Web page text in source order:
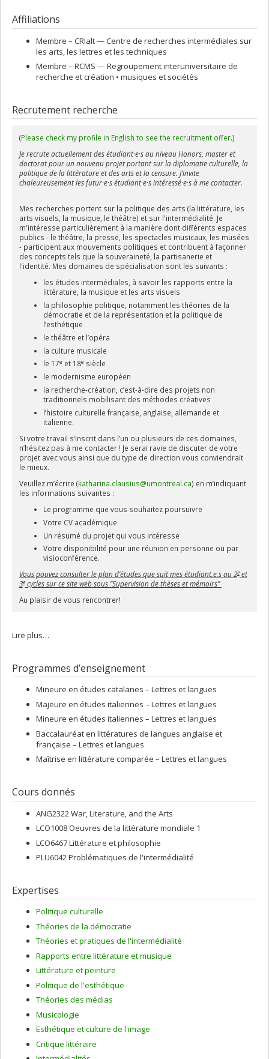
Affiliations
Membre – CRIalt — Centre de recherches intermédiales sur
les arts, les lettres et les techniques
Membre – RCMS — Regroupement interuniversitaire de
recherche et création • musiques et sociétés
Recrutement recherche
(Please check my profile in English to see the recruitment offer.)
Je recrute actuellement des étudiant·e·s au niveau Honors, master et
doctorat pour un nouveau projet portant sur la diplomatie culturelle, la
politique de la littérature et des arts et la censure. J’invite
chaleureusement les futur·e·s étudiant·e·s intéressé·e·s à me contacter.​
Mes recherches portent sur la politique des arts (la littérature, les
arts visuels, la musique, le théâtre) et sur l'intermédialité. Je
m'intéresse particulièrement à la manière dont différents espaces
publics - le théâtre, la presse, les spectacles musicaux, les musées
- participent aux mouvements politiques et contribuent à façonner
des concepts tels que la souveraineté, la partisanerie et
l'identité. Mes domaines de spécialisation sont les suivants :
les études intermédiales, à savoir les rapports entre la
littérature, la musique et les arts visuels
la philosophie politique, notamment les théories de la
démocratie et de la représentation et la politique de
l’esthétique
le théâtre et l’opéra
la culture musicale
le 17e et 18e siècle
le modernisme européen
la recherche-création, c’est-à-dire des projets non
traditionnels mobilisant des méthodes créatives
l’histoire culturelle française, anglaise, allemande et
italienne.
Si votre travail s’inscrit dans l’un ou plusieurs de ces domaines,
n’hésitez pas à me contacter ! Je serai ravie de discuter de votre
projet avec vous ainsi que du type de direction vous conviendrait
le mieux.
Veuillez m’écrire (katharina.clausius@umontreal.ca) en m’indiquant
les informations suivantes :
Le programme que vous souhaitez poursuivre
Votre CV académique
Un résumé du projet qui vous intéresse
Votre disponibilité pour une réunion en personne ou par
visioconférence.
Vous pouvez consulter le plan d’études que suit mes étudiant.e.s au 2eet
3ecycles sur ce site web sous "Supervision de thèses et mémoirs"
Au plaisir de vous rencontrer!
Lire plus…
Programmes d’enseignement
Mineure en études catalanes – Lettres et langues
Majeure en études italiennes – Lettres et langues
Mineure en études italiennes – Lettres et langues
Baccalauréat en littératures de langues anglaise et
française – Lettres et langues
Maîtrise en littérature comparée – Lettres et langues
Cours donnés
ANG2322 War, Literature, and the Arts
LCO1008 Oeuvres de la littérature mondiale 1
LCO6467 Littérature et philosophie
PLU6042 Problématiques de l'intermédialité
Expertises
Politique culturelle
Théories de la démocratie
Théories et pratiques de l'intermédialité
Rapports entre littérature et musique
Littérature et peinture
Politique de l'esthétique
Théories des médias
Musicologie
Esthétique et culture de l'image
Critique littéraire